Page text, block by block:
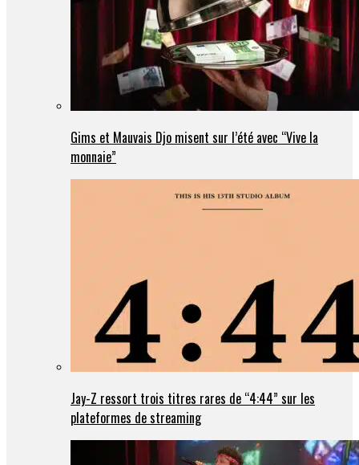
Gims et Mauvais Djo misent sur l’été avec “Vive la
monnaie”
Jay-Z ressort trois titres rares de “4:44” sur les
plateformes de streaming